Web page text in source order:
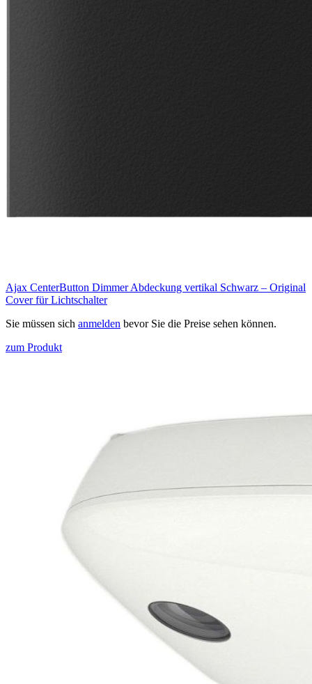
Ajax CenterButton Dimmer Abdeckung vertikal Schwarz – Original
Cover für Lichtschalter
Sie müssen sich anmelden bevor Sie die Preise sehen können.
zum Produkt